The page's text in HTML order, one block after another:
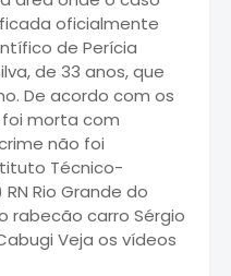
oficialmente
de Perícia
de 33 anos, que
De acordo com os
morta com
não foi
Técnico-
Rio Grande do
rabecão carro Sérgio
Veja os vídeos